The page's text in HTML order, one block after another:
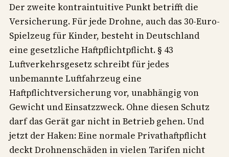
Der zweite kontraintuitive Punkt betrifft die
Versicherung. Für jede Drohne, auch das 30-Euro-
Spielzeug für Kinder, besteht in Deutschland
eine gesetzliche Haftpflichtpflicht. § 43
Luftverkehrsgesetz schreibt für jedes
unbemannte Luftfahrzeug eine
Haftpflichtversicherung vor, unabhängig von
Gewicht und Einsatzzweck. Ohne diesen Schutz
darf das Gerät gar nicht in Betrieb gehen. Und
jetzt der Haken: Eine normale Privathaftpflicht
deckt Drohnenschäden in vielen Tarifen nicht